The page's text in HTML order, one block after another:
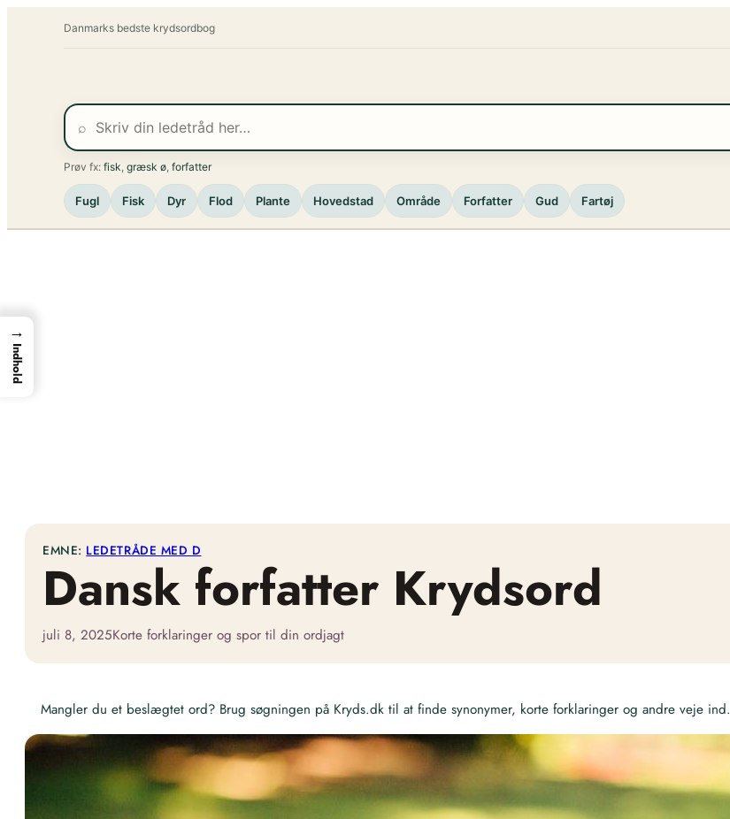
Danmarks bedste krydsordbog
⌕
Prøv fx: fisk græsk ø forfatter
Fugl Fisk Dyr Flod Plante Hovedstad Område Forfatter Gud Fartøj
EMNE: LEDETRÅDE MED D
Dansk forfatter Krydsord
juli 8, 2025Korte forklaringer og spor til din ordjagt
Mangler du et beslægtet ord? Brug søgningen på Kryds.dk til at finde synonymer, korte forklaringer og andre veje ind.
→
Indhold